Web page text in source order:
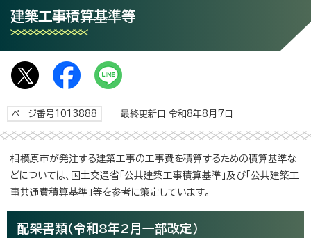
建築工事積算基準等
ページ番号1013888 最終更新日 令和8年8月7日
相模原市が発注する建築工事の工事費を積算するための積算基準な
どについては、国土交通省「公共建築工事積算基準」及び「公共建築工
事共通費積算基準」等を参考に策定しています。
配架書類（令和8年2月一部改定）